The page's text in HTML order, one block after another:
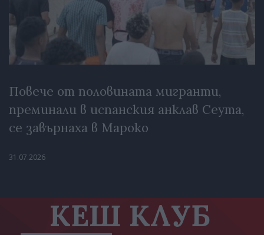
Повече от половината мигранти,
преминали в испанския анклав Сеута,
се завърнаха в Мароко
31.07.2026
КЕШ КЛУБ